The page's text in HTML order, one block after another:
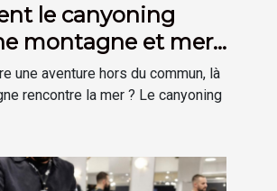
le canyoning
montagne et mer
aventure unique ?
une aventure hors du commun, là
rencontre la mer ? Le canyoning